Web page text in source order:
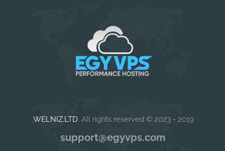
2019 - 2023 ©
WELNIZ.LTD. All rights reserved.
support@egyvps.com